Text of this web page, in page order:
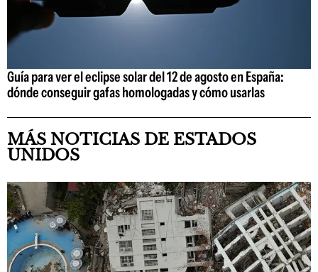
Guía para ver el eclipse solar del 12 de agosto en España:
dónde conseguir gafas homologadas y cómo usarlas
MÁS NOTICIAS DE ESTADOS
UNIDOS